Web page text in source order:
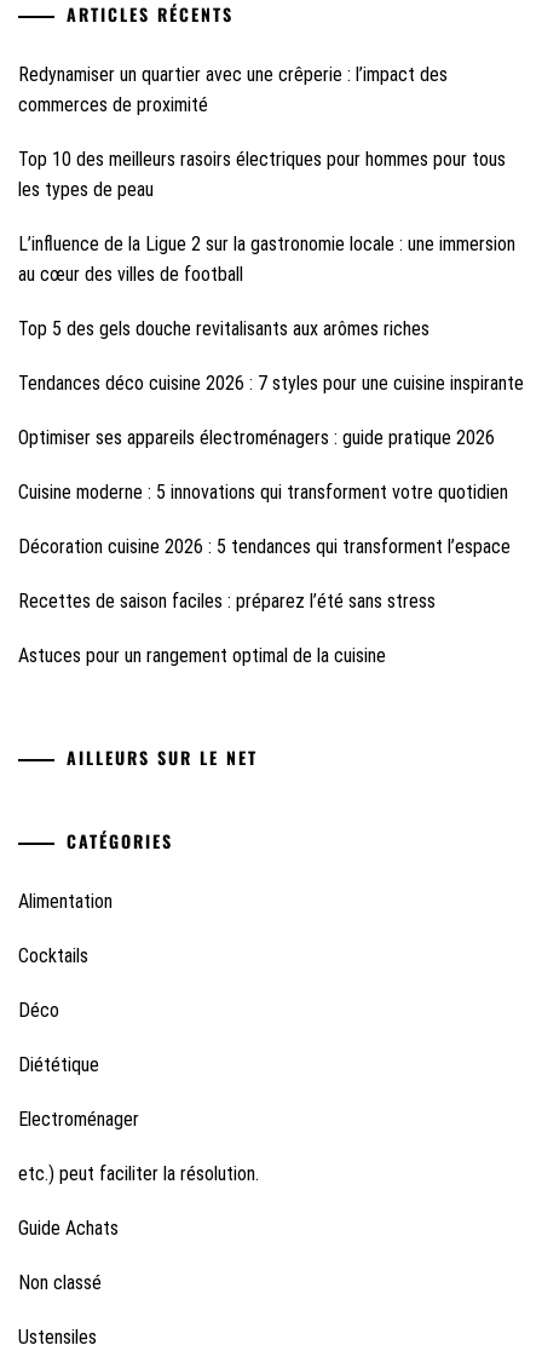
ARTICLES RÉCENTS
Redynamiser un quartier avec une crêperie : l’impact des
commerces de proximité
Top 10 des meilleurs rasoirs électriques pour hommes pour tous
les types de peau
L’influence de la Ligue 2 sur la gastronomie locale : une immersion
au cœur des villes de football
Top 5 des gels douche revitalisants aux arômes riches
Tendances déco cuisine 2026 : 7 styles pour une cuisine inspirante
Optimiser ses appareils électroménagers : guide pratique 2026
Cuisine moderne : 5 innovations qui transforment votre quotidien
Décoration cuisine 2026 : 5 tendances qui transforment l’espace
Recettes de saison faciles : préparez l’été sans stress
Astuces pour un rangement optimal de la cuisine
AILLEURS SUR LE NET
CATÉGORIES
Alimentation
Cocktails
Déco
Diététique
Electroménager
etc.) peut faciliter la résolution.
Guide Achats
Non classé
Ustensiles